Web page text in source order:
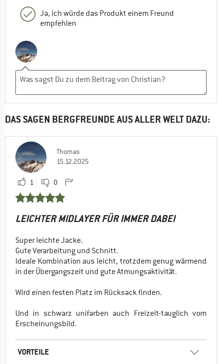
Ja, ich würde das Produkt einem Freund
empfehlen
DAS SAGEN BERGFREUNDE AUS ALLER WELT DAZU:
Thomas
15.12.2025
1 0
LEICHTER MIDLAYER FÜR IMMER DABEI
Super leichte Jacke.
Gute Verarbeitung und Schnitt.
Ideale Kombination aus leicht, trotzdem genug wärmend
in der Übergangszeit und gute Atmungsaktivität.
Wird einen festen Platz im Rücksack finden.
Und in schwarz unifarben auch Freizeit-tauglich vom
Erscheinungsbild.
VORTEILE